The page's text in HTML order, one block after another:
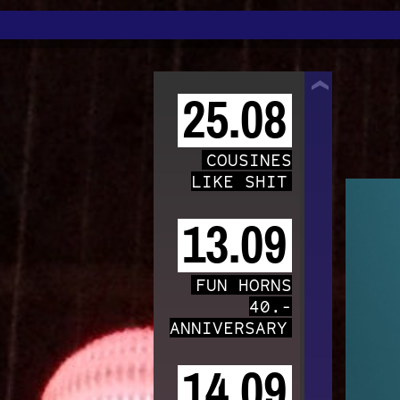
25.08
COUSINES
LIKE SHIT
13.09
FUN HORNS
40.-
ANNIVERSARY